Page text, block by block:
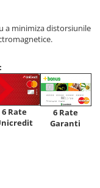
a minimiza distorsiunile
6 Rate
6 Rate
Garanti